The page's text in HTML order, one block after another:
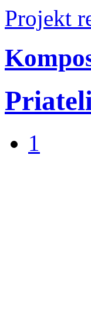
Projekt
1